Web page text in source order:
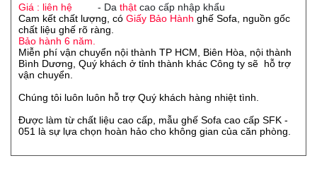
Giá : liên hệ - Da thật cao cấp nhập khẩu
Cam kết chất lượng, có Giấy Bảo Hành ghế Sofa, nguồn gốc
chất liệu ghế rõ ràng.
Bảo hành 6 năm.
Miễn phí vận chuyển nội thành TP HCM, Biên Hòa, nội thành
Bình Dương, Quý khách ở tỉnh thành khác Công ty sẽ hỗ trợ
vận chuyển.
Chúng tôi luôn luôn hỗ trợ Quý khách hàng nhiệt tình.
Được làm từ chất liệu cao cấp, mẫu ghế Sofa cao cấp SFK -
051 là sự lựa chọn hoàn hảo cho không gian của căn phòng.